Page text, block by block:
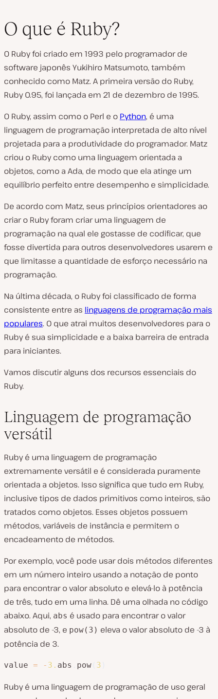
O que é Ruby?
O Ruby foi criado em 1993 pelo programador de
software japonês Yukihiro Matsumoto, também
conhecido como Matz. A primeira versão do Ruby,
Ruby 0.95, foi lançada em 21 de dezembro de 1995.
O Ruby, assim como o Perl e o Python, é uma
linguagem de programação interpretada de alto nível
projetada para a produtividade do programador. Matz
criou o Ruby como uma linguagem orientada a
objetos, como a Ada, de modo que ela atinge um
equilíbrio perfeito entre desempenho e simplicidade.
De acordo com Matz, seus princípios orientadores ao
criar o Ruby foram criar uma linguagem de
programação na qual ele gostasse de codificar, que
fosse divertida para outros desenvolvedores usarem e
que limitasse a quantidade de esforço necessário na
programação.
Na última década, o Ruby foi classificado de forma
consistente entre as linguagens de programação mais
populares. O que atrai muitos desenvolvedores para o
Ruby é sua simplicidade e a baixa barreira de entrada
para iniciantes.
Vamos discutir alguns dos recursos essenciais do
Ruby.
Linguagem de programação
versátil
Ruby é uma linguagem de programação
extremamente versátil e é considerada puramente
orientada a objetos. Isso significa que tudo em Ruby,
inclusive tipos de dados primitivos como inteiros, são
tratados como objetos. Esses objetos possuem
métodos, variáveis de instância e permitem o
encadeamento de métodos.
Por exemplo, você pode usar dois métodos diferentes
em um número inteiro usando a notação de ponto
para encontrar o valor absoluto e elevá-lo à potência
de três, tudo em uma linha. Dê uma olhada no código
abaixo. Aqui, abs é usado para encontrar o valor
absoluto de -3, e pow(3) eleva o valor absoluto de -3 à
potência de 3.
value = - 3. abs pow 3
Ruby é uma linguagem de programação de uso geral